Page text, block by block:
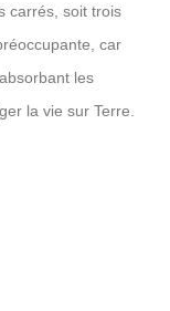
carrés, soit trois
car
les
la vie sur Terre.